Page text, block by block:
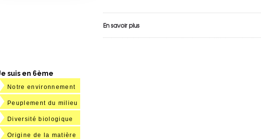
En savoir plus
suis en 6ème
Notre environnement
Peuplement du milieu
Diversité biologique
Origine de la matière